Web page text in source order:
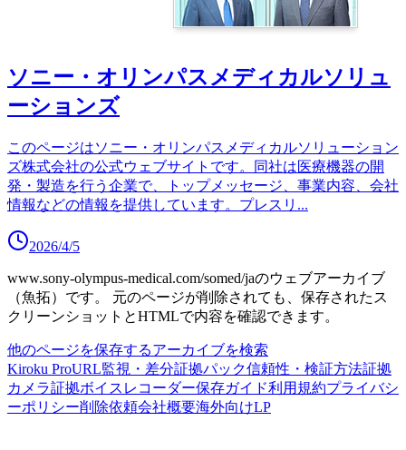
ソニー・オリンパスメディカルソリュ
ーションズ
このページはソニー・オリンパスメディカルソリューション
ズ株式会社の公式ウェブサイトです。同社は医療機器の開
発・製造を行う企業で、トップメッセージ、事業内容、会社
情報などの情報を提供しています。プレスリ ...
2026/4/5
www.sony-olympus-medical.com/somed/jaのウェブアーカイブ
（魚拓）です。
元のページが削除されても、保存されたス
クリーンショットとHTMLで内容を確認できます。
他のページを保存するアーカイブを検索
Kiroku ProURL監視・差分証拠パック信頼性・検証方法証拠
カメラ証拠ボイスレコーダー保存ガイド利用規約プライバシ
ーポリシー削除依頼会社概要海外向けLP